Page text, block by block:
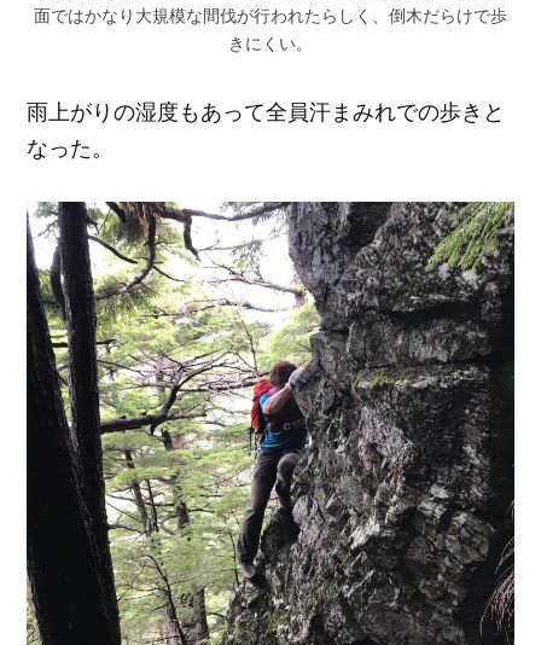
面ではかなり大規模な間伐が行われたらしく、倒木だらけで歩
きにくい。
雨上がりの湿度もあって全員汗まみれでの歩きと
なった。